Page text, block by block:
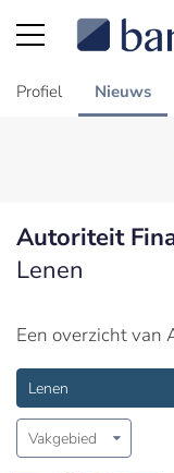
Profiel Nieuws
Autoriteit
Lenen
Een overzicht van
Lenen
Vakgebied